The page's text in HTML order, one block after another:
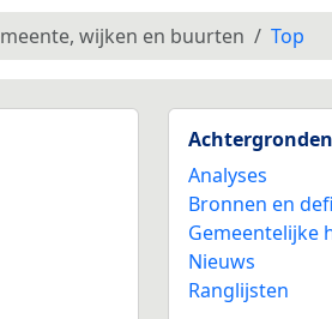
wijken en buurten Top
Analyses
Bronnen en
Gemeentelijke
Nieuws
Ranglijsten